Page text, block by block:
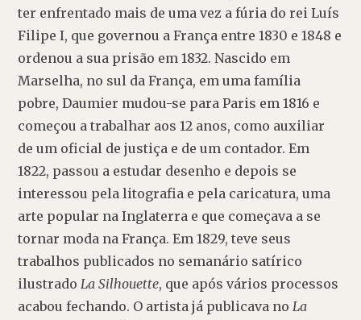
ter enfrentado mais de uma vez a fúria do rei Luís
Filipe I, que governou a França entre 1830 e 1848 e
ordenou a sua prisão em 1832. Nascido em
Marselha, no sul da França, em uma família
pobre, Daumier mudou-se para Paris em 1816 e
começou a trabalhar aos 12 anos, como auxiliar
de um oficial de justiça e de um contador. Em
1822, passou a estudar desenho e depois se
interessou pela litografia e pela caricatura, uma
arte popular na Inglaterra e que começava a se
tornar moda na França. Em 1829, teve seus
trabalhos publicados no semanário satírico
ilustrado La Silhouette, que após vários processos
acabou fechando. O artista já publicava no La